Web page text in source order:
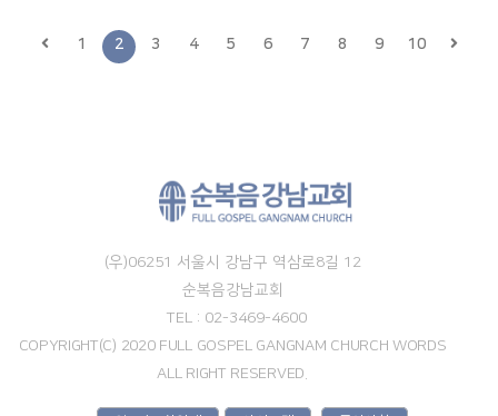
1 2 3 4 5 6 7 8 9 10
(우)06251 서울시 강남구 역삼로8길 12
순복음강남교회
TEL : 02-3469-4600
COPYRIGHT(C) 2020 FULL GOSPEL GANGNAM CHURCH WORDS
ALL RIGHT RESERVED.